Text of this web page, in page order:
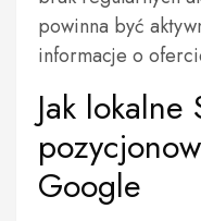
powinna być
informacje o
Jak lokalne
Google